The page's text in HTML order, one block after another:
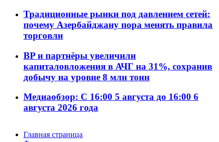
Традиционные рынки под давлением сетей:
почему Азербайджану пора менять правила
торговли
BP и партнёры увеличили
капиталовложения в АЧГ на 31%, сохранив
добычу на уровне 8 млн тонн
Медиаобзор: С 16:00 5 августа до 16:00 6
августа 2026 года
Главная страница